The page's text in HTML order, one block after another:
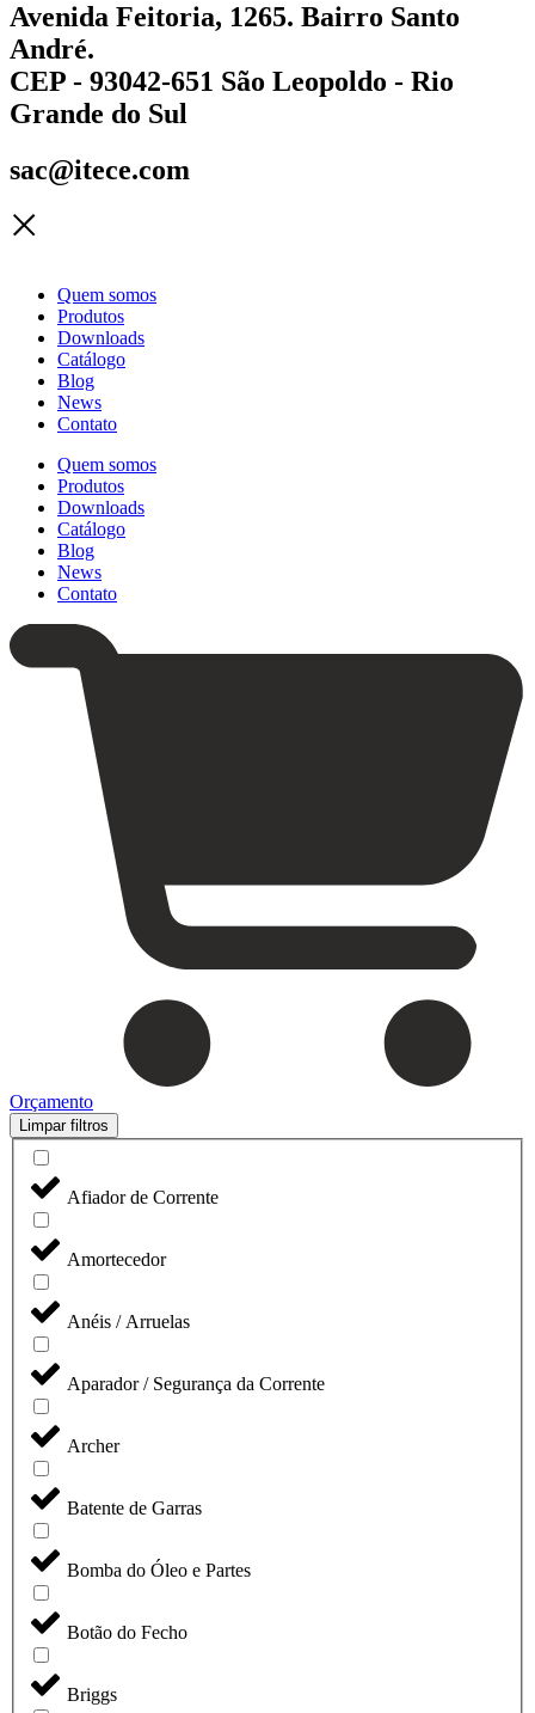
Avenida Feitoria, 1265. Bairro Santo
André.
CEP - 93042-651 São Leopoldo - Rio
Grande do Sul
sac@itece.com
Quem somos
Produtos
Downloads
Catálogo
Blog
News
Contato
Quem somos
Produtos
Downloads
Catálogo
Blog
News
Contato
Orçamento
Limpar filtros
Afiador de Corrente
Amortecedor
Anéis / Arruelas
Aparador / Segurança da Corrente
Archer
Batente de Garras
Bomba do Óleo e Partes
Botão do Fecho
Briggs